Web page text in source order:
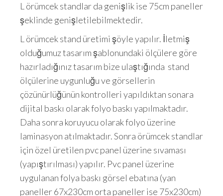
L örümcek standlar da genişlik ise 75cm paneller
şeklinde genişletilebilmektedir.
L örümcek stand üretimi şöyle yapılır. İletmiş
olduğumuz tasarım şablonundaki ölçülere göre
hazırladığınız tasarım bize ulaştığında stand
ölçülerine uygunluğu ve görsellerin
çözünürlüğünün kontrolleri yapıldıktan sonara
dijital baskı olarak folyo baskı yapılmaktadır.
Daha sonra koruyucu olarak folyo üzerine
laminasyon atılmaktadır. Sonra örümcek standlar
için özel üretilen pvc panel üzerine sıvaması
(yapıştırılması) yapılır. Pvc panel üzerine
uygulanan folya baskı görsel ebatına (yan
paneller 67x230cm orta paneller ise 75x230cm)